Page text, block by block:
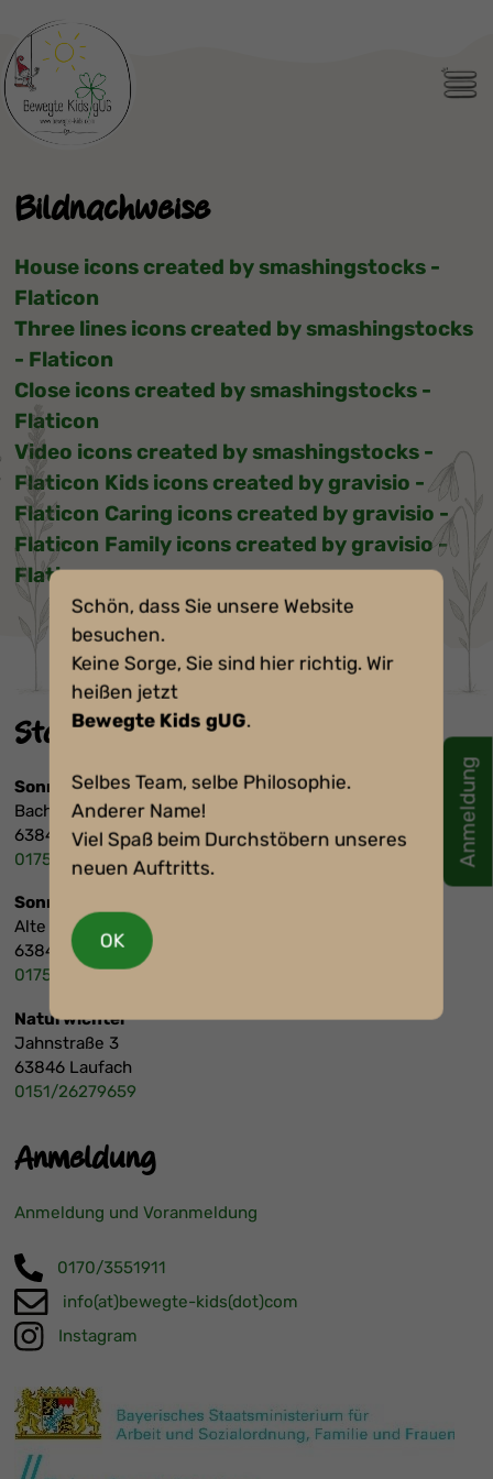
Anmeldung
Bildnachweise
House icons created by smashingstocks -
Flaticon
Three lines icons created by smashingstocks
- Flaticon
Close icons created by smashingstocks -
Flaticon
Video icons created by smashingstocks -
Flaticon Kids icons created by gravisio -
Flaticon Caring icons created by gravisio -
Flaticon Family icons created by gravisio -
Flaticon
Standorte und Kontakt
Sonnenschein
Bachstraße 2
63846 Laufach
0175/9259357
Sonnenglück
Alte Schulstraße 4
63846 Laufach
0175/5925864
Naturwichtel
Jahnstraße 3
63846 Laufach
0151/26279659
Anmeldung
Anmeldung und Voranmeldung
0170/3551911
info(at)bewegte-kids(dot)com
Instagram
Schön, dass Sie unsere Website
besuchen.
Keine Sorge, Sie sind hier richtig. Wir
heißen jetzt
Bewegte Kids gUG.
Selbes Team, selbe Philosophie.
Anderer Name!
Viel Spaß beim Durchstöbern unseres
neuen Auftritts.
OK